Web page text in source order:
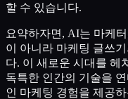
할 수 있습니다.
요약하자면, AI는 마케
이 아니라 마케팅 글쓰
다. 이 새로운 시대를 헤
독특한 인간의 기술을
인 마케팅 경험을 제공